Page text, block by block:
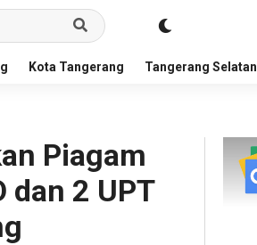
Kota Tangerang Tangerang Selatan
Piagam
dan 2 UPT